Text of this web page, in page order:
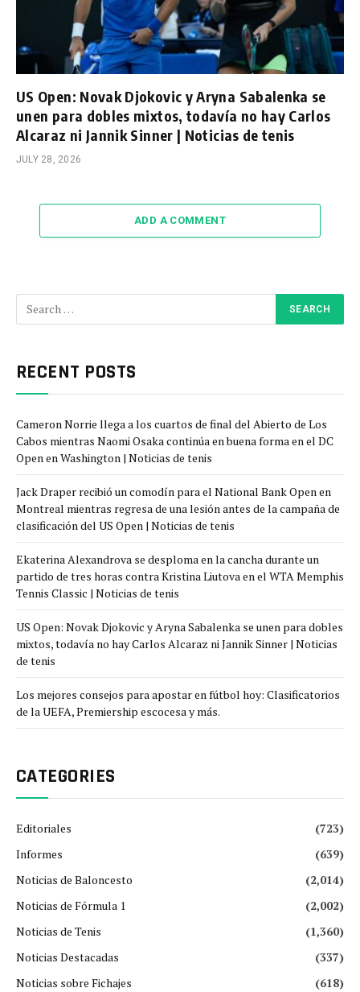
US Open: Novak Djokovic y Aryna Sabalenka se
unen para dobles mixtos, todavía no hay Carlos
Alcaraz ni Jannik Sinner | Noticias de tenis
JULY 28, 2026
ADD A COMMENT
RECENT POSTS
Cameron Norrie llega a los cuartos de final del Abierto de Los
Cabos mientras Naomi Osaka continúa en buena forma en el DC
Open en Washington | Noticias de tenis
Jack Draper recibió un comodín para el National Bank Open en
Montreal mientras regresa de una lesión antes de la campaña de
clasificación del US Open | Noticias de tenis
Ekaterina Alexandrova se desploma en la cancha durante un
partido de tres horas contra Kristina Liutova en el WTA Memphis
Tennis Classic | Noticias de tenis
US Open: Novak Djokovic y Aryna Sabalenka se unen para dobles
mixtos, todavía no hay Carlos Alcaraz ni Jannik Sinner | Noticias
de tenis
Los mejores consejos para apostar en fútbol hoy: Clasificatorios
de la UEFA, Premiership escocesa y más.
CATEGORIES
Editoriales
(723)
Informes
(639)
Noticias de Baloncesto
(2,014)
Noticias de Fórmula 1
(2,002)
Noticias de Tenis
(1,360)
Noticias Destacadas
(337)
Noticias sobre Fichajes
(618)